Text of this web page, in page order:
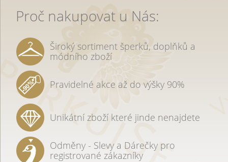
Proč nakupovat u Nás:
Široký sortiment šperků, doplňků a
módního zboží
Pravidelné akce až do výšky 90%
Unikátní zboží které jinde nenajdete
Odměny - Slevy a Dárečky pro
registrované zákazníky